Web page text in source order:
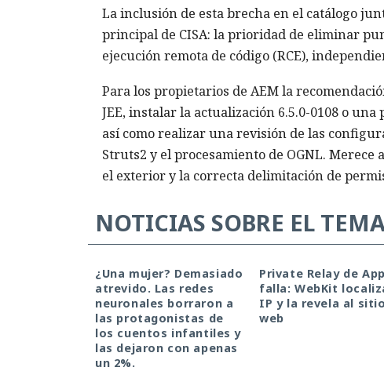
La inclusión de esta brecha en el catálogo
principal de CISA: la prioridad de eliminar
ejecución remota de código (RCE),
Para los propietarios de AEM la
JEE, instalar la actualización 6.5.0-0108 o
así como realizar una revisión de las
Struts2 y el procesamiento de OGNL.
el exterior y la correcta delimitación de
NOTICIAS SOBRE EL
¿Una mujer? Demasiado
atrevido. Las redes
neuronales borraron a
las protagonistas de
los cuentos infantiles y
las dejaron con apenas
un 2%.
Private Relay de
falla: WebKit
IP y la revela al sitio
web